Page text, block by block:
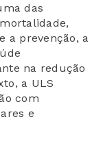
das
a prevenção, a
na redução
a ULS
com
e